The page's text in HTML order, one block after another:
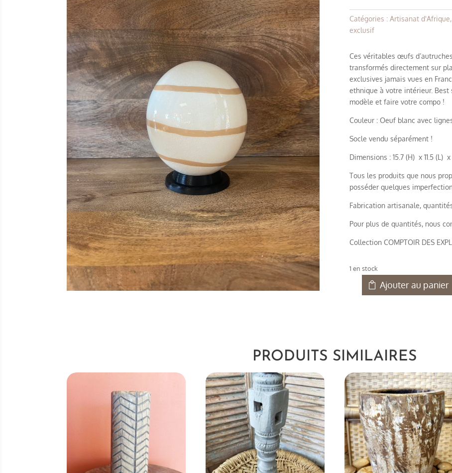
Catégories : Artisanat d'Afrique,
exclusif
Ces véritables œufs
transformés directement sur
exclusives jamais vues en
ethnique à votre intérieur. Best
modèle et faire votre compo !
Couleur : Oeuf blanc avec
Socle vendu séparément !
Dimensions : 15.7 (H) x 11.5 (L) x
Tous les produits que nous
posséder quelques
Fabrication artisanale,
Pour plus de quantités, nous
Collection COMPTOIR DES
1 en stock
quantité
lignes
marron
Ajouter au panier
PRODUITS SIMILAIRES